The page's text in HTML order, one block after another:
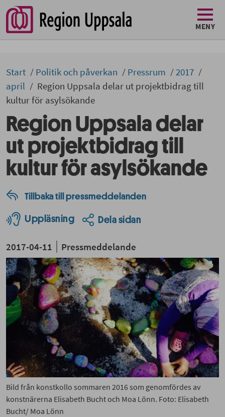
MENY
Start Politik och påverkan Pressrum
2017
april
Region Uppsala delar ut projektbidrag till
kultur för asylsökande
Region Uppsala delar
ut projektbidrag till
kultur för asylsökande
Tillbaka till pressmeddelanden
Uppläsning Dela sidan
2017-04-11 Pressmeddelande
Bild från konstkollo sommaren 2016 som genomfördes av
konstnärerna Elisabeth Bucht och Moa Lönn. Foto: Elisabeth
Bucht/ Moa Lönn